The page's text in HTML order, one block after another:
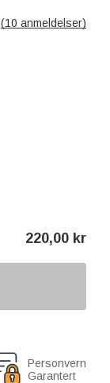
(10 anmeldelser)
220,00 kr
Personvern
Garantert